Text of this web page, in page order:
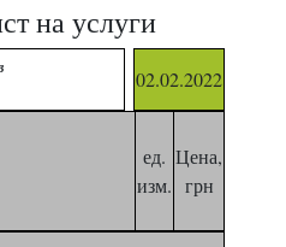
на услуги
02.02.2022
услуги
ед.
изм.
Цена,
грн